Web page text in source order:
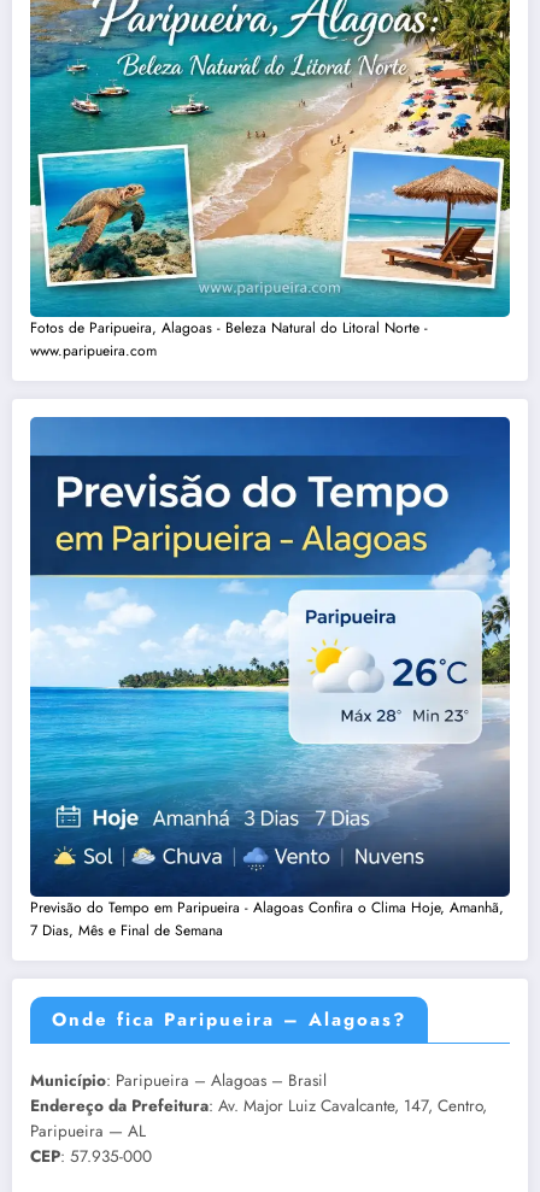
Fotos de Paripueira, Alagoas - Beleza Natural do Litoral Norte -
www.paripueira.com
Previsão do Tempo em Paripueira - Alagoas Confira o Clima Hoje, Amanhã,
7 Dias, Mês e Final de Semana
Onde fica Paripueira – Alagoas?
Município: Paripueira – Alagoas – Brasil
Endereço da Prefeitura: Av. Major Luiz Cavalcante, 147, Centro,
Paripueira — AL
CEP: 57.935-000